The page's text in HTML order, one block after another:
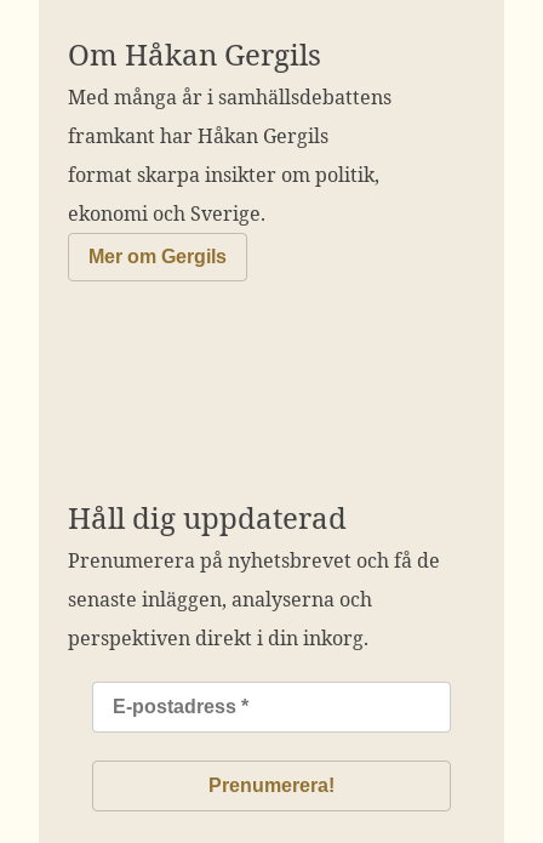
Om Håkan Gergils
Med många år i samhällsdebattens
framkant har Håkan Gergils
format skarpa insikter om politik,
ekonomi och Sverige.
Mer om Gergils
Håll dig uppdaterad
Prenumerera på nyhetsbrevet och få de
senaste inläggen, analyserna och
perspektiven direkt i din inkorg.